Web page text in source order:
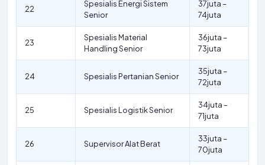
22
Spesialis Energi Sistem
Senior
37juta –
74juta
23
Spesialis Material
Handling Senior
36juta –
73juta
24 Spesialis Pertanian Senior
35juta –
72juta
25 Spesialis Logistik Senior
34juta –
71juta
26 Supervisor Alat Berat
33juta –
70juta